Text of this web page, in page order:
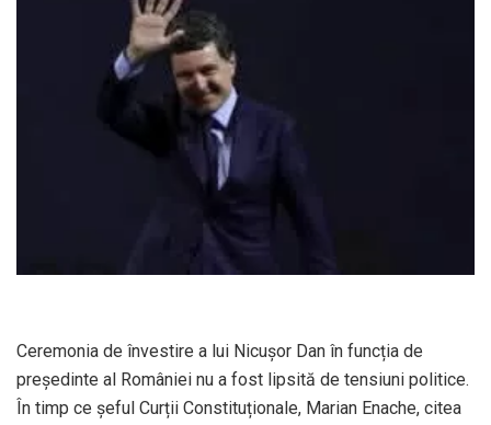
Ceremonia de învestire a lui Nicușor Dan în funcția de
președinte al României nu a fost lipsită de tensiuni politice.
În timp ce șeful Curții Constituționale, Marian Enache, citea